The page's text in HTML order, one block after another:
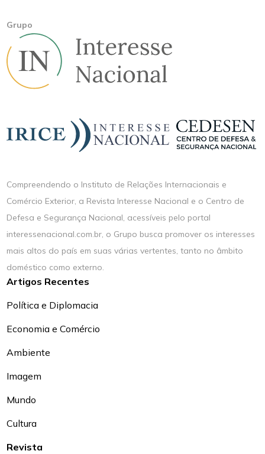
Grupo
Compreendendo o Instituto de Relações Internacionais e
Comércio Exterior, a Revista Interesse Nacional e o Centro de
Defesa e Segurança Nacional, acessíveis pelo portal
interessenacional.com.br, o Grupo busca promover os interesses
mais altos do país em suas várias vertentes, tanto no âmbito
doméstico como externo.
Artigos Recentes
Política e Diplomacia
Economia e Comércio
Ambiente
Imagem
Mundo
Cultura
Revista